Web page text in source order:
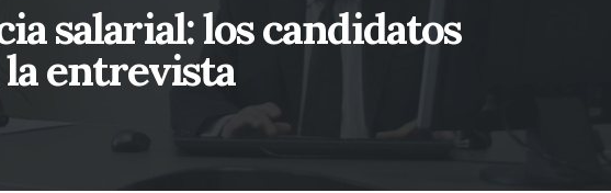
salarial: los candidatos
la entrevista